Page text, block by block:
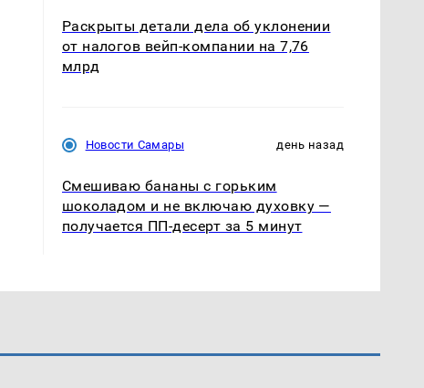
Раскрыты детали дела об уклонении
от налогов вейп-компании на 7,76
млрд
Новости Самары день назад
Смешиваю бананы с горьким
шоколадом и не включаю духовку —
получается ПП-десерт за 5 минут